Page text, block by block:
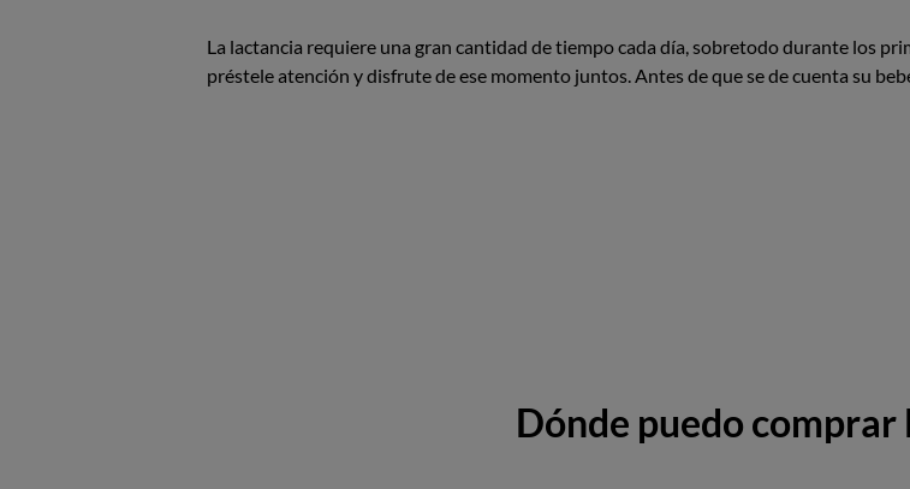
La lactancia requiere una gran cantidad de tiempo cada día, sobretodo durante los
préstele atención y disfrute de ese momento juntos. Antes de que se de cuenta su
Dónde puedo